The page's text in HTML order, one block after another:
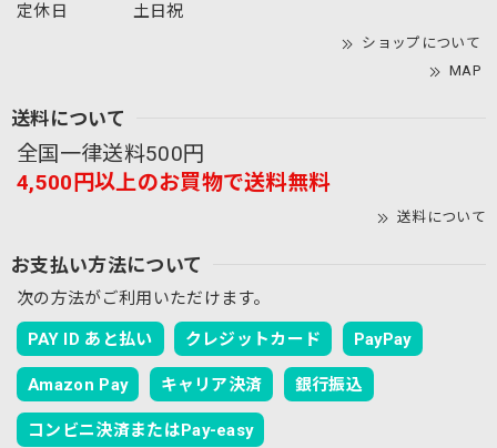
定休日
土日祝
ショップについて
MAP
送料について
全国一律送料500円
4,500円以上のお買物で送料無料
送料について
お支払い方法について
次の方法がご利用いただけます。
PAY ID あと払い クレジットカード PayPay
Amazon Pay キャリア決済 銀行振込
コンビニ決済またはPay-easy